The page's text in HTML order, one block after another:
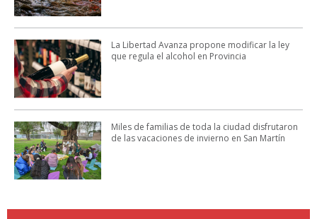
La Libertad Avanza propone modificar la ley
que regula el alcohol en Provincia
Miles de familias de toda la ciudad disfrutaron
de las vacaciones de invierno en San Martín